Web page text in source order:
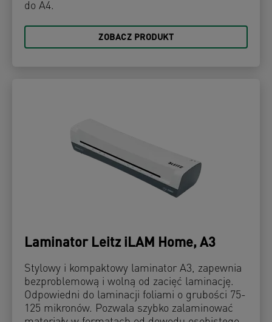
do A4.
ZOBACZ PRODUKT
Laminator Leitz iLAM Home, A3
Stylowy i kompaktowy laminator A3, zapewnia
bezproblemową i wolną od zacięć laminację.
Odpowiedni do laminacji foliami o grubości 75-
125 mikronów. Pozwala szybko zalaminować